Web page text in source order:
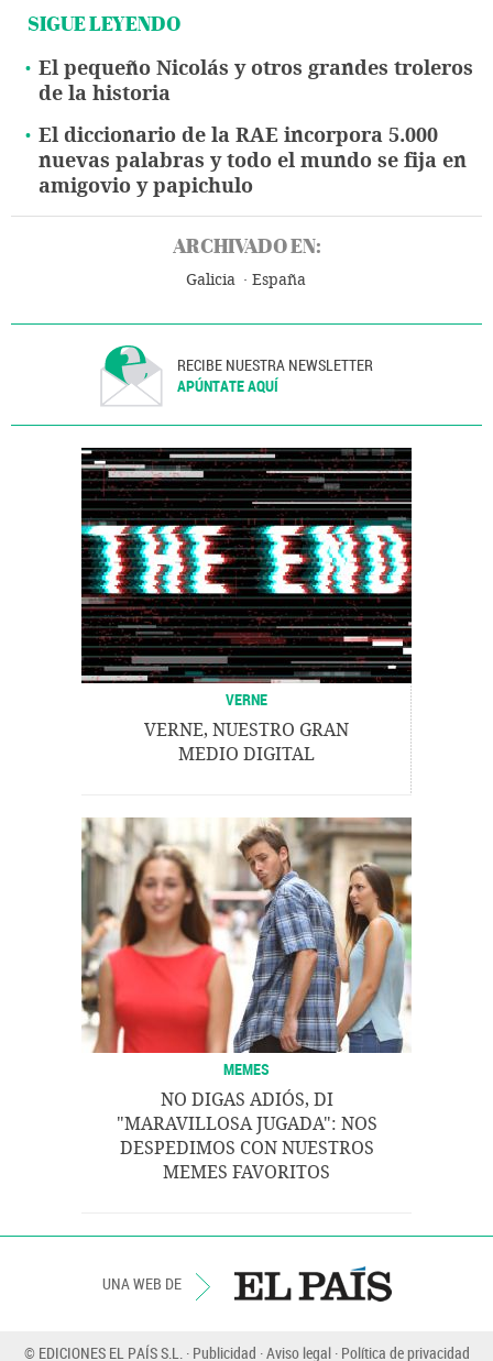
SIGUE LEYENDO
El pequeño Nicolás y otros grandes troleros
de la historia
El diccionario de la RAE incorpora 5.000
nuevas palabras y todo el mundo se fija en
amigovio y papichulo
ARCHIVADO EN:
Galicia España
RECIBE NUESTRA NEWSLETTER
APÚNTATE AQUÍ
VERNE
VERNE, NUESTRO GRAN
MEDIO DIGITAL
MEMES
NO DIGAS ADIÓS, DI
"MARAVILLOSA JUGADA": NOS
DESPEDIMOS CON NUESTROS
MEMES FAVORITOS
UNA WEB DE
© EDICIONES EL PAÍS S.L. Publicidad Aviso legal Política de privacidad